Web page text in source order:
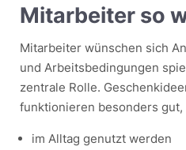
Mitarbeiter so
Mitarbeiter wünschen sich
und Arbeitsbedingungen
zentrale Rolle.
funktionieren besonders gut,
im Alltag genutzt werden